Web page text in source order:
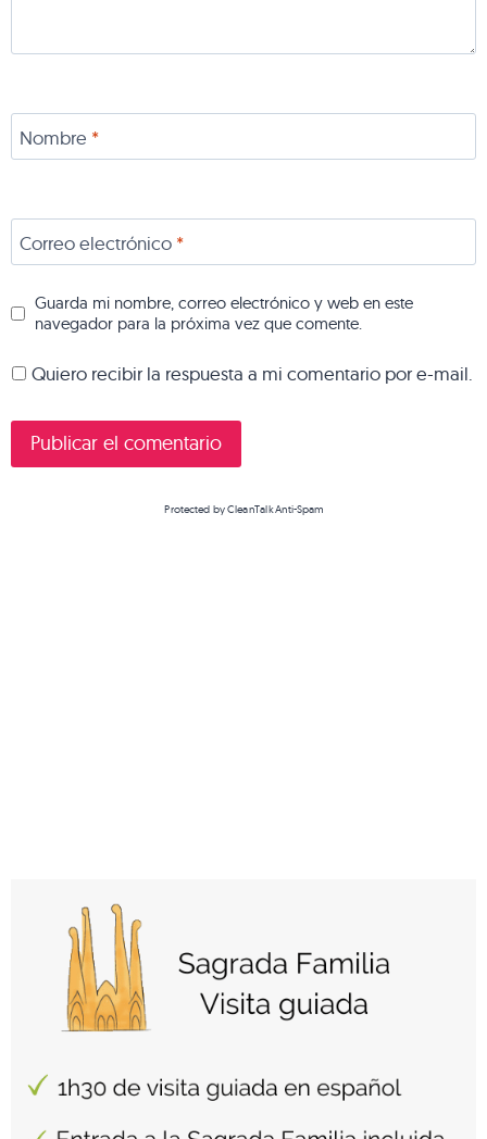
Nombre *
Correo electrónico *
Guarda mi nombre, correo electrónico y web en este
navegador para la próxima vez que comente.
Quiero recibir la respuesta a mi comentario por e-mail.
Protected byCleanTalk Anti-Spam